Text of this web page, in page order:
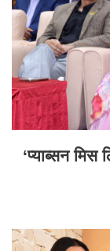
‘प्याब्सन